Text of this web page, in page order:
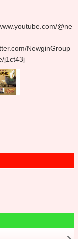
@ne
NewginGroup
j1ct43j